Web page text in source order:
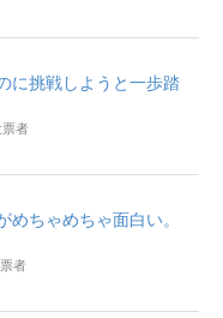
に挑戦しようと一歩踏
者
ちゃめちゃ面白い。
者